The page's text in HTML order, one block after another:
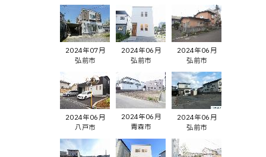
2024年07月
弘前市
2024年06月
弘前市
2024年06月
弘前市
2024年06月
八戸市
2024年06月
青森市
2024年06月
弘前市